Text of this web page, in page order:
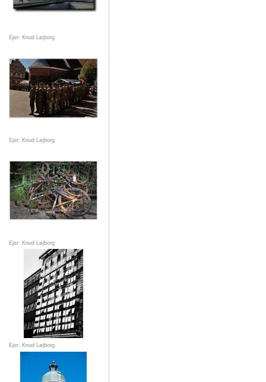
Ejer: Knud Løjborg
Ejer: Knud Løjborg
Ejer: Knud Løjborg
Ejer: Knud Løjborg